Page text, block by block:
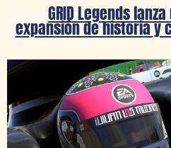
GRID Legends
expansión de historia y